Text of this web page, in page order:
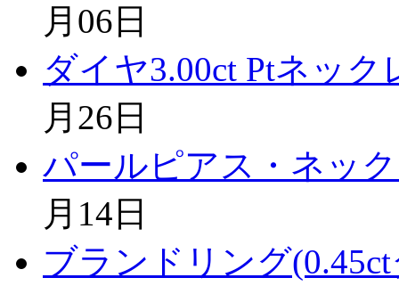
月06日
ダイヤ3.00ct Ptネッ
月26日
パールピアス・ネッ
月14日
ブランドリング